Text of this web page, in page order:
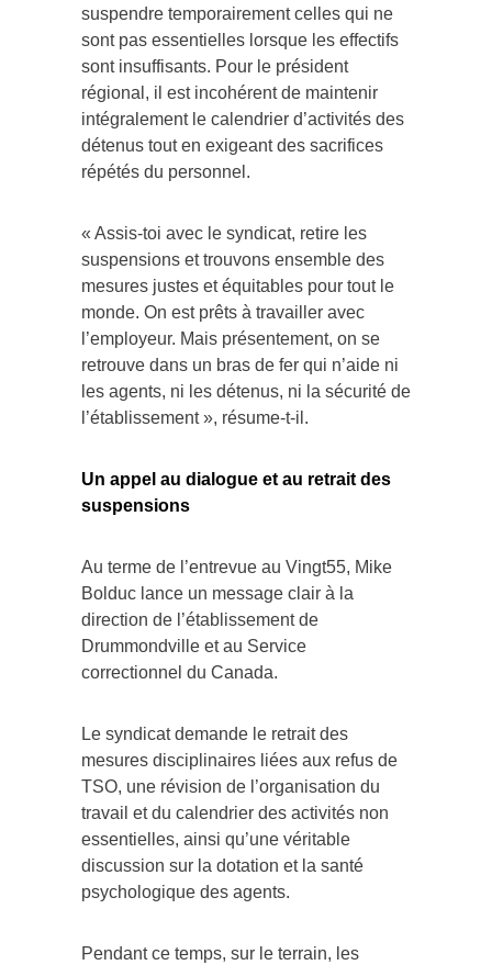
suspendre temporairement celles qui ne
sont pas essentielles lorsque les effectifs
sont insuffisants. Pour le président
régional, il est incohérent de maintenir
intégralement le calendrier d’activités des
détenus tout en exigeant des sacrifices
répétés du personnel.
« Assis-toi avec le syndicat, retire les
suspensions et trouvons ensemble des
mesures justes et équitables pour tout le
monde. On est prêts à travailler avec
l’employeur. Mais présentement, on se
retrouve dans un bras de fer qui n’aide ni
les agents, ni les détenus, ni la sécurité de
l’établissement », résume-t-il.
Un appel au dialogue et au retrait des
suspensions
Au terme de l’entrevue au Vingt55, Mike
Bolduc lance un message clair à la
direction de l’établissement de
Drummondville et au Service
correctionnel du Canada.
Le syndicat demande le retrait des
mesures disciplinaires liées aux refus de
TSO, une révision de l’organisation du
travail et du calendrier des activités non
essentielles, ainsi qu’une véritable
discussion sur la dotation et la santé
psychologique des agents.
Pendant ce temps, sur le terrain, les